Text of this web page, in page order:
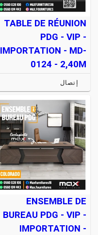
TABLE DE RÉUNION
PDG - VIP -
IMPORTATION - MD-
0124 - 2,40M
إتصال
ENSEMBLE DE
BUREAU PDG - VIP -
IMPORTATION -